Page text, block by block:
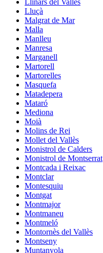
Lluçà
Malgrat de Mar
Malla
Manlleu
Manresa
Marganell
Martorell
Martorelles
Masquefa
Matadepera
Mataró
Mediona
Moià
Molins de Rei
Mollet del Vallès
Monistrol de Calders
Monistrol de Montserrat
Montcada i Reixac
Montclar
Montesquiu
Montgat
Montmajor
Montmaneu
Montmeló
Montornès del Vallès
Montseny
Muntanyola